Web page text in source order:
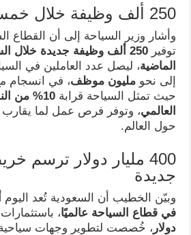
250 ألف وظيفة خلال خمس سنوات
وأشار وزير السياحة إلى أن القطاع
توفير
250 ألف وظيفة جديدة خلال
الماضية، ليصل عدد العاملين في
إلى نحو مليون موظف، في انسجام مع
حيث تمثل السياحة قرابة
10% من
العالمي، وتوفر فرص عمل لما يقارب
حول العالم.
400 مليار دولار ترسم
جديدة
وبيّن الخطيب أن السعودية تُعد اليوم
في قطاع السياحة عالميًا،
دولار ، خُصصت لتطوير وجهات سياحية